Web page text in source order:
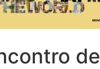
de